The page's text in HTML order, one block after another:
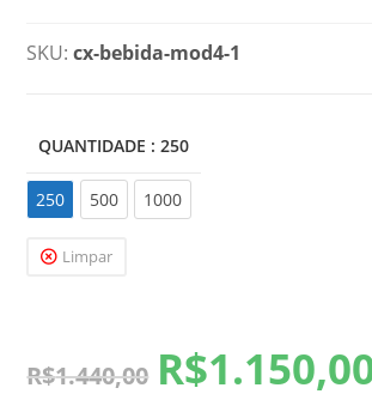
SKU:cx-bebida-mod4-1
QUANTIDADE : 250
250
250 500 1000
Limpar
R$1.440,00 R$